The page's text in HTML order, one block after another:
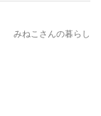
みねこさんの暮らし